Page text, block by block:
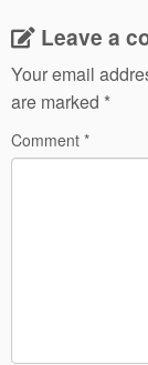
Leave a
Your email
are marked *
Comment *